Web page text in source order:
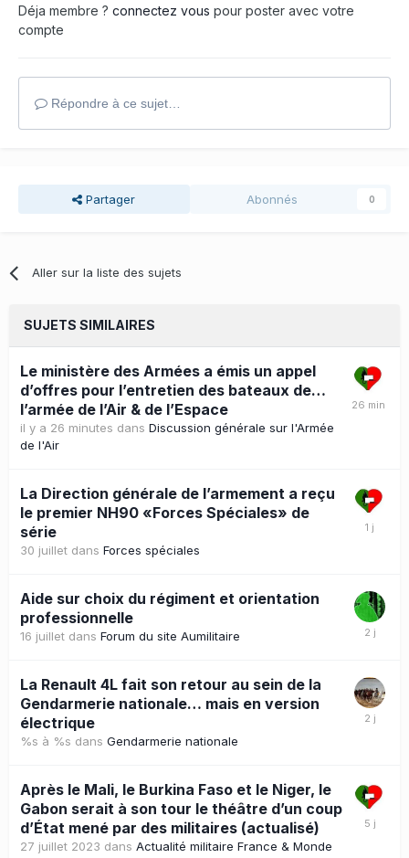
Déja membre ? connectez vous pour poster avec votre
compte
Répondre à ce sujet…
Partager Abonnés 0
Aller sur la liste des sujets
SUJETS SIMILAIRES
Le ministère des Armées a émis un appel
d’offres pour l’entretien des bateaux de…
l’armée de l’Air & de l’Espace
il y a 26 minutes dans Discussion générale sur l'Armée
de l'Air
La Direction générale de l’armement a reçu
le premier NH90 «Forces Spéciales» de
série
30 juillet dans Forces spéciales
Aide sur choix du régiment et orientation
professionnelle
16 juillet dans Forum du site Aumilitaire
La Renault 4L fait son retour au sein de la
Gendarmerie nationale… mais en version
électrique
%s à %s dans Gendarmerie nationale
Après le Mali, le Burkina Faso et le Niger, le
Gabon serait à son tour le théâtre d’un coup
d’État mené par des militaires (actualisé)
27 juillet 2023 dans Actualité militaire France & Monde